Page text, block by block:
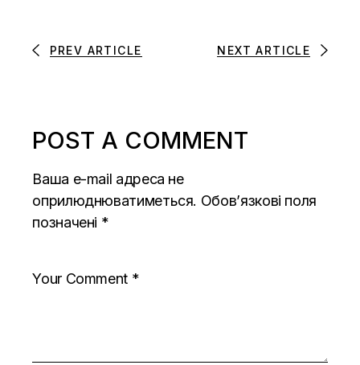
PREV ARTICLE NEXT ARTICLE
POST A COMMENT
Ваша e-mail адреса не
оприлюднюватиметься. Обов’язкові поля
позначені *